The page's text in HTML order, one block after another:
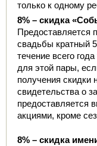
только к одному
8% – скидка
Предоставляется
свадьбы кратный
течение всего
для этой пары,
получения скидки
свидетельства о
предоставляется
акциями, кроме
8% – скидка